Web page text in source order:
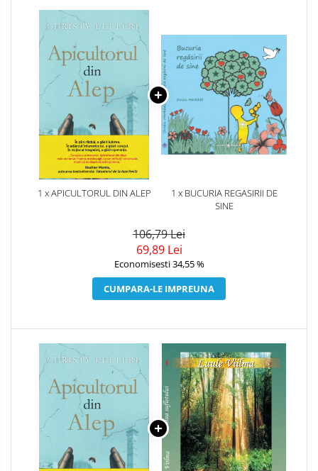
1 x APICULTORUL DIN ALEP
1 x BUCURIA REGASIRII DE
SINE
106,79 Lei
69,89 Lei
Economisesti 34,55 %
CUMPARA-LE IMPREUNA